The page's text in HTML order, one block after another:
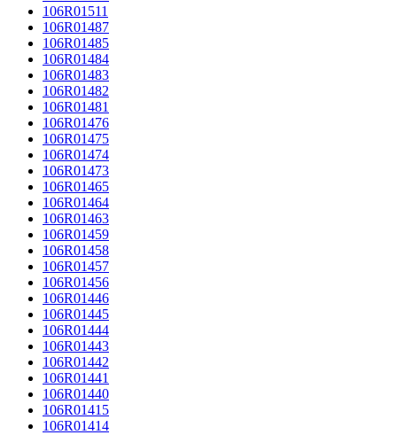
106R01511
106R01487
106R01485
106R01484
106R01483
106R01482
106R01481
106R01476
106R01475
106R01474
106R01473
106R01465
106R01464
106R01463
106R01459
106R01458
106R01457
106R01456
106R01446
106R01445
106R01444
106R01443
106R01442
106R01441
106R01440
106R01415
106R01414